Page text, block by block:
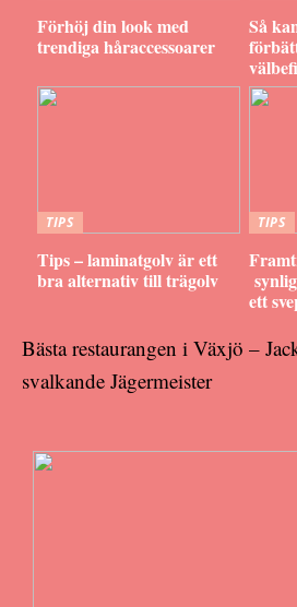
Förhöj din look med
trendiga håraccessoarer
Så
TIPS
Tips – laminatgolv är ett
bra alternativ till trägolv
TIPS
ett
Bästa restaurangen i Växjö –
svalkande Jägermeister